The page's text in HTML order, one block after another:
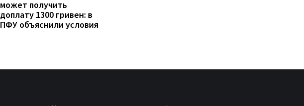
может получить
доплату 1300 гривен: в
ПФУ объяснили условия